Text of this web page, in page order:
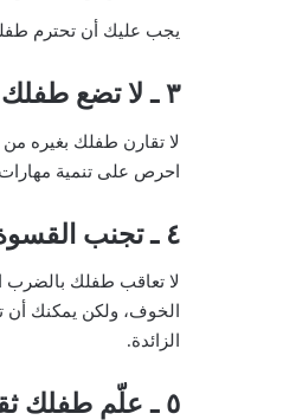
يجب عليك أن تحترم
٣ ـ لا تضع طفلك في مقارنة مع غيره
لا تقارن طفلك بغيره
احرص على تنمية
٤ ـ تجنب القسوة مع طفلك
لا تعاقب طفلك بالضرب
الخوف، ولكن يمكنك أن
الزائدة.
٥ ـ علّم طفلك ثقافة الاعتذار